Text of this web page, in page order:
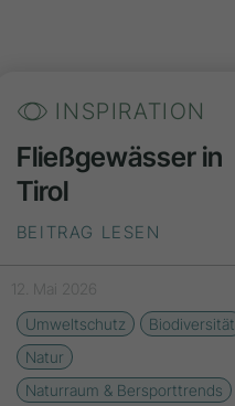
INSPIRATION
Fließgewässer in
Tirol
BEITRAG LESEN
12. Mai 2026
Umweltschutz
Biodiversität
Natur
Naturraum & Bersporttrends